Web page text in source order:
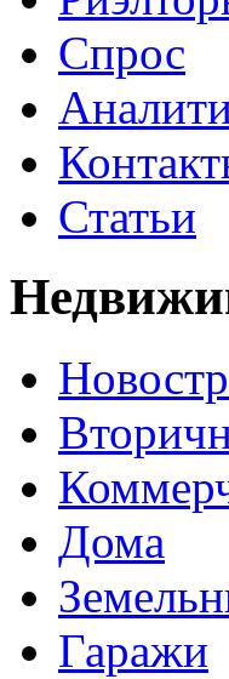
Спрос
Статьи
Дома
Гаражи